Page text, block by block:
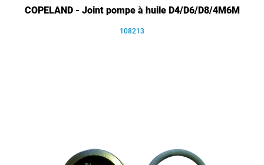
COPELAND - Joint pompe à huile D4/D6/D8/4M6M
108213